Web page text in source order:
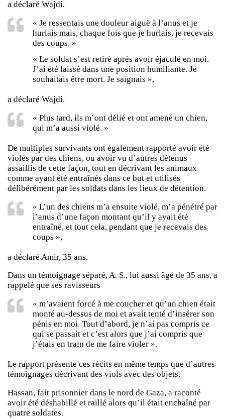
a déclaré Wajdi.
« Je ressentais une douleur aiguë à l’anus et je
hurlais mais, chaque fois que je hurlais, je recevais
des coups. »
« Le soldat s’est retiré après avoir éjaculé en moi.
J’ai été laissé dans une position humiliante. Je
souhaitais être mort. Je saignais »,
a déclaré Wajdi.
« Plus tard, ils m’ont délié et ont amené un chien,
qui m’a aussi violé. »
De multiples survivants ont également rapporté avoir été
violés par des chiens, ou avoir vu d’autres détenus
assaillis de cette façon, tout en décrivant les animaux
comme ayant été entraînés dans ce but et utilisés
délibérément par les soldats dans les lieux de détention.
« L’un des chiens m’a ensuite violé, m’a pénétré par
l’anus d’une façon montant qu’il y avait été
entraîné, et tout cela, pendant que je recevais des
coups »,
a déclaré Amir, 35 ans.
Dans un témoignage séparé, A. S., lui aussi âgé de 35 ans, a
rappelé que ses ravisseurs
« m’avaient forcé à me coucher et qu’un chien était
monté au-dessus de moi et avait tenté d’insérer son
pénis en moi. Tout d’abord, je n’ai pas compris ce
qui se passait et c’est alors que j’ai compris que
j’étais en train de me faire violer ».
Le rapport présente ces récits en même temps que d’autres
témoignages décrivant des viols avec des objets.
Hassan, fait prisonnier dans le nord de Gaza, a raconté
avoir été déshabillé et raillé alors qu’il était enchaîné par
quatre soldates.